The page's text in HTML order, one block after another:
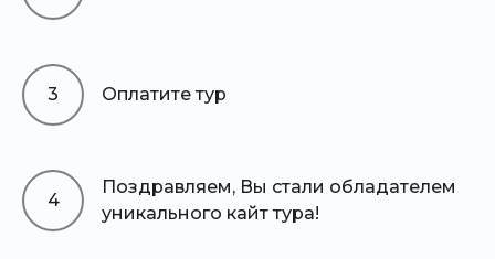
3 Оплатите тур
4
Поздравляем, Вы стали обладателем
уникального кайт тура!